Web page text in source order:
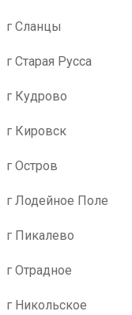
г Сланцы
г Старая Русса
г Кудрово
г Кировск
г Остров
г Лодейное Поле
г Пикалево
г Отрадное
г Никольское